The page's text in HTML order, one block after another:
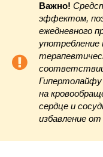
Важно!
эффектом,
ежедневного
на
сердце и
избавление